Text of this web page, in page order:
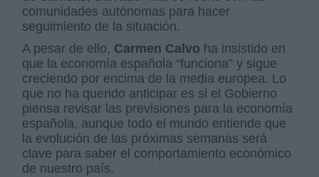
comunidades autónomas para hacer
seguimiento de la situación.
A pesar de ello, Carmen Calvo ha insistido en
que la economía española “funciona” y sigue
creciendo por encima de la media europea. Lo
que no ha querido anticipar es si el Gobierno
piensa revisar las previsiones para la economía
española, aunque todo el mundo entiende que
la evolución de las próximas semanas será
clave para saber el comportamiento económico
de nuestro país.